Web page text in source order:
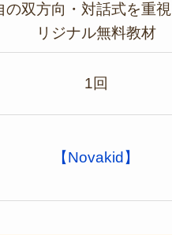
の双方向・対話式を重
リジナル無料教材
1回
【Novakid】